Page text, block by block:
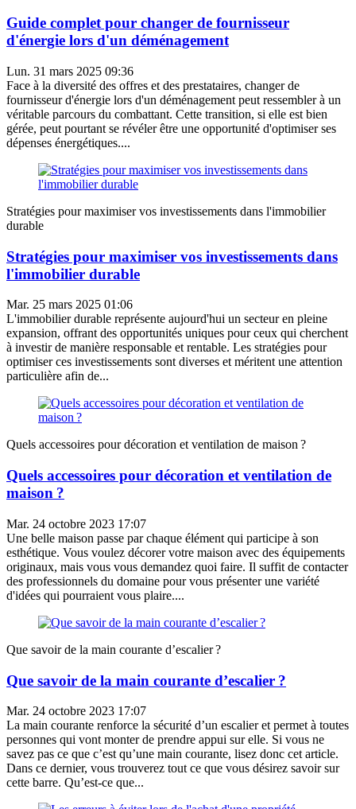
Guide complet pour changer de fournisseur
d'énergie lors d'un déménagement
Lun. 31 mars 2025 09:36
Face à la diversité des offres et des prestataires, changer de
fournisseur d'énergie lors d'un déménagement peut ressembler à un
véritable parcours du combattant. Cette transition, si elle est bien
gérée, peut pourtant se révéler être une opportunité d'optimiser ses
dépenses énergétiques....
Stratégies pour maximiser vos investissements dans l'immobilier
durable
Stratégies pour maximiser vos investissements dans
l'immobilier durable
Mar. 25 mars 2025 01:06
L'immobilier durable représente aujourd'hui un secteur en pleine
expansion, offrant des opportunités uniques pour ceux qui cherchent
à investir de manière responsable et rentable. Les stratégies pour
optimiser ces investissements sont diverses et méritent une attention
particulière afin de...
Quels accessoires pour décoration et ventilation de maison ?
Quels accessoires pour décoration et ventilation de
maison ?
Mar. 24 octobre 2023 17:07
Une belle maison passe par chaque élément qui participe à son
esthétique. Vous voulez décorer votre maison avec des équipements
originaux, mais vous vous demandez quoi faire. Il suffit de contacter
des professionnels du domaine pour vous présenter une variété
d'idées qui pourraient vous plaire....
Que savoir de la main courante d’escalier ?
Que savoir de la main courante d’escalier ?
Mar. 24 octobre 2023 17:07
La main courante renforce la sécurité d’un escalier et permet à toutes
personnes qui vont monter de prendre appui sur elle. Si vous ne
savez pas ce que c’est qu’une main courante, lisez donc cet article.
Dans ce dernier, vous trouverez tout ce que vous désirez savoir sur
cette barre. Qu’est-ce que...